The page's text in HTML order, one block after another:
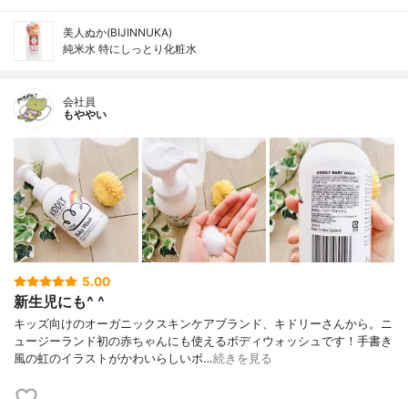
美人ぬか(BIJINNUKA)
純米水 特にしっとり化粧水
会社員
もややい
5.00
新生児にも^ ^
キッズ向けのオーガニックスキンケアブランド、キドリーさんから。ニ
ュージーランド初の赤ちゃんにも使えるボディウォッシュです！手書き
風の虹のイラストがかわいらしいボ…続きを見る